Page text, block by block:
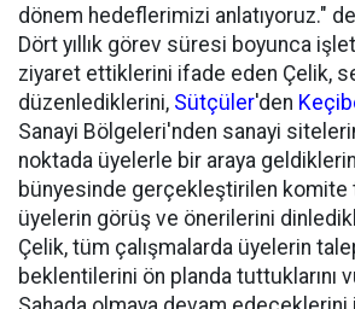
dönem hedeflerimizi anlatıyoruz."
Dört yıllık görev süresi boyunca
ziyaret ettiklerini ifade eden Çelik,
düzenlediklerini, Sütçüler'den
Sanayi Bölgeleri'nden sanayi
noktada üyelerle bir araya
bünyesinde gerçekleştirilen komite
üyelerin görüş ve önerilerini
Çelik, tüm çalışmalarda üyelerin
beklentilerini ön planda tuttuklarını